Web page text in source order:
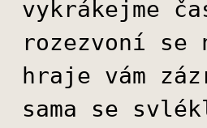
vykrákejme
rozezvoní se
hraje vám
sama se